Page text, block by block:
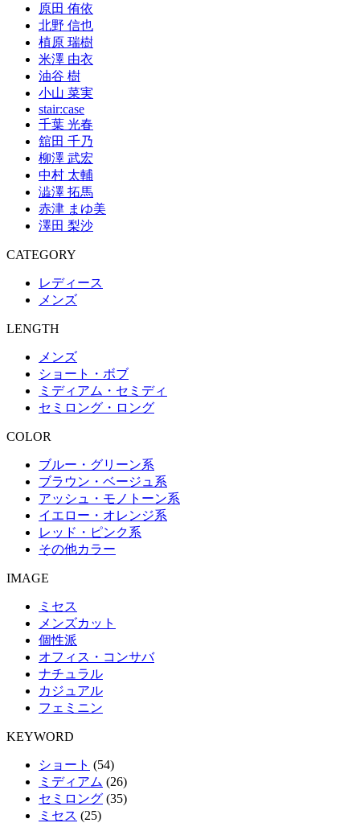
原田 侑依
北野 信也
植原 瑞樹
米澤 由衣
油谷 樹
小山 菜実
stair:case
千葉 光春
舘田 千乃
柳澤 武宏
中村 太輔
澁澤 拓馬
赤津 まゆ美
澤田 梨沙
CATEGORY
レディース
メンズ
LENGTH
メンズ
ショート・ボブ
ミディアム・セミディ
セミロング・ロング
COLOR
ブルー・グリーン系
ブラウン・ベージュ系
アッシュ・モノトーン系
イエロー・オレンジ系
レッド・ピンク系
その他カラー
IMAGE
ミセス
メンズカット
個性派
オフィス・コンサバ
ナチュラル
カジュアル
フェミニン
KEYWORD
ショート (54)
ミディアム (26)
セミロング (35)
ミセス (25)